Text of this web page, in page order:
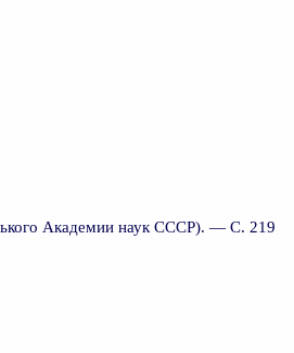
Академии наук СССР). — С. 219